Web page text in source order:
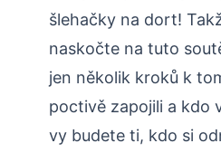
šlehačky na dort!
naskočte na tuto
jen několik kroků k
poctivě zapojili a kdo
vy budete ti, kdo si